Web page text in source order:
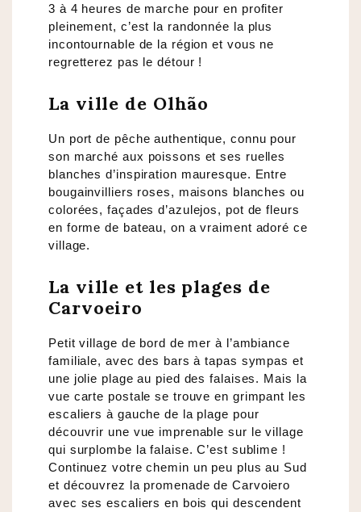
3 à 4 heures de marche pour en profiter
pleinement, c’est la randonnée la plus
incontournable de la région et vous ne
regretterez pas le détour !
La ville de Olhão
Un port de pêche authentique, connu pour
son marché aux poissons et ses ruelles
blanches d’inspiration mauresque. Entre
bougainvilliers roses, maisons blanches ou
colorées, façades d’azulejos, pot de fleurs
en forme de bateau, on a vraiment adoré ce
village.
La ville et les plages de
Carvoeiro
Petit village de bord de mer à l’ambiance
familiale, avec des bars à tapas sympas et
une jolie plage au pied des falaises. Mais la
vue carte postale se trouve en grimpant les
escaliers à gauche de la plage pour
découvrir une vue imprenable sur le village
qui surplombe la falaise. C’est sublime !
Continuez votre chemin un peu plus au Sud
et découvrez la promenade de Carvoiero
avec ses escaliers en bois qui descendent